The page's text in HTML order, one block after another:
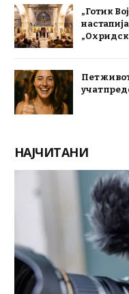
„Готик
Пет
учат
НАЈЧИТАНИ